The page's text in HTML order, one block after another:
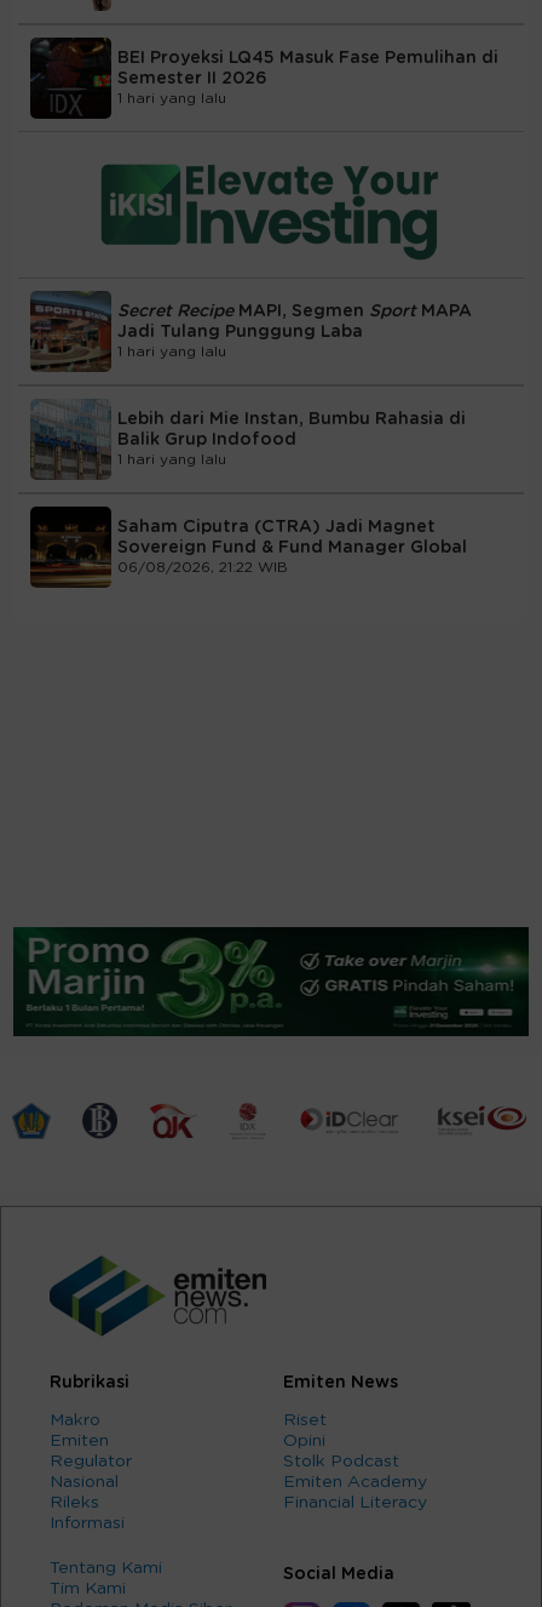
BEI Proyeksi LQ45 Masuk Fase Pemulihan di
Semester II 2026
1 hari yang lalu
Secret RecipeMAPI, Segmen Sport MAPA
Jadi Tulang Punggung Laba
1 hari yang lalu
Lebih dari Mie Instan, Bumbu Rahasia di
Balik Grup Indofood
1 hari yang lalu
Saham Ciputra (CTRA) Jadi Magnet
Sovereign Fund & Fund Manager Global
06/08/2026, 21:22 WIB
Rubrikasi
Makro
Emiten
Regulator
Nasional
Rileks
Informasi
Emiten News
Riset
Opini
Stolk Podcast
Emiten Academy
Financial Literacy
Tentang Kami
Tim Kami
Social Media